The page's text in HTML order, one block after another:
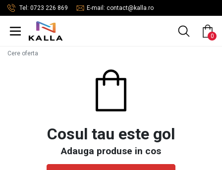
Tel: 0723 226 869 E-mail: contact@kalla.ro
0
Cere oferta
Cosul tau este gol
Adauga produse in cos